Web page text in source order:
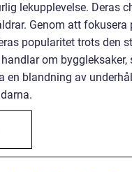
lekupplevelse. Deras
Genom att fokusera
popularitet trots den
om byggleksaker,
en blandning av